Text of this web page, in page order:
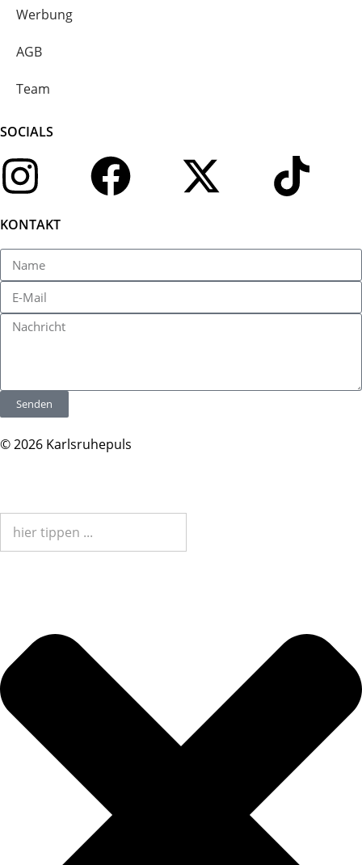
Werbung
AGB
Team
SOCIALS
KONTAKT
Senden
© 2026 Karlsruhepuls